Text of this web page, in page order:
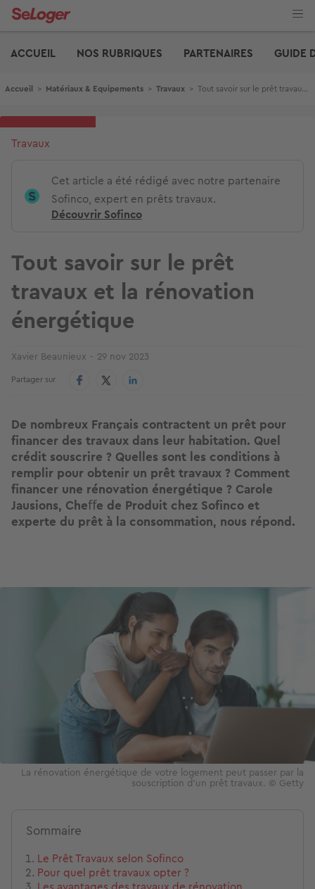
Aller
ACCUEIL
NOS RUBRIQUES PARTENAIRES GUIDE
Fil d'Ariane
Accueil > Matériaux & Equipements > Travaux > Tout savoir sur le prêt travaux et la rénovation énergétique
Travaux
Cet article a été rédigé avec notre partenaire
Sofinco, expert en prêts travaux.
Découvrir Sofinco
Tout savoir sur le prêt
travaux et la rénovation
énergétique
Xavier Beaunieux 29 nov 2023
Partager sur
De nombreux Français contractent un prêt pour
ﬁnancer des travaux dans leur habitation. Quel
crédit souscrire ? Quelles sont les conditions à
remplir pour obtenir un prêt travaux ? Comment
ﬁnancer une rénovation énergétique ? Carole
Jausions, Cheﬀe de Produit chez Soﬁnco et
experte du prêt à la consommation, nous répond.
Image
La rénovation énergétique de votre logement peut passer par la
souscription d'un prêt travaux. © Getty
Sommaire
Le Prêt Travaux selon Soﬁnco
Pour quel prêt travaux opter ?